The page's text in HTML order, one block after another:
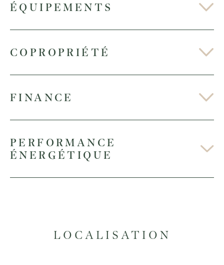
ÉQUIPEMENTS
COPROPRIÉTÉ
FINANCE
PERFORMANCE
ÉNERGÉTIQUE
LOCALISATION